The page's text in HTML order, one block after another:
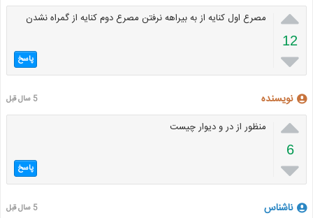

12

مصرع اول کنایه از به بیراهه نرفتن مصرع دوم کنایه از گمراه نشدن
پاسخ
نویسنده 5 سال قبل

6

منظور از در و دیوار چیست
پاسخ
ناشناس 5 سال قبل